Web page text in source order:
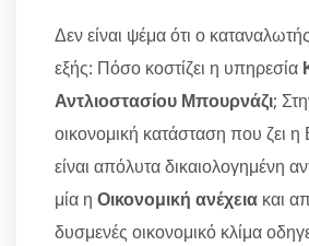
Δεν είναι ψέμα ότι ο
εξής: Πόσο κοστίζει η υπηρεσία
Αντλιοστασίου Μπουρνάζι;
οικονομική κατάσταση που ζει
είναι απόλυτα δικαιολογημένη
μία η Οικονομική ανέχεια και
δυσμενές οικονομικό κλίμα